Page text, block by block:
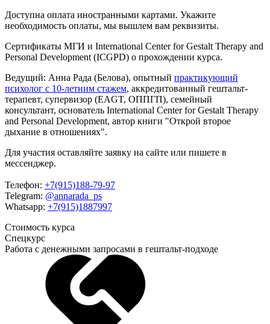
Доступна оплата иностранными картами. Укажите
необходимость оплаты, мы вышлем вам реквизиты.
Сертификаты МГИ и International Center for Gestalt Therapy and
Personal Development (ICGPD) о прохождении курса.
Ведущий: Анна Рада (Белова), опытный практикующий
психолог с 10-летним стажем, аккредитованный гештальт-
терапевт, супервизор (EAGT, ОППГП), семейный
консультант, основатель International Center for Gestalt Therapy
and Personal Development, автор книги "Открой второе
дыхание в отношениях".
Для участия оставляйте заявку на сайте или пишете в
мессенджер.
Телефон: +7(915)188-79-97
Telegram: @annarada_ps
Whatsapp: +7(915)1887997
Стоимость курса
Спецкурс
Работа с денежными запросами в гештальт-подходе